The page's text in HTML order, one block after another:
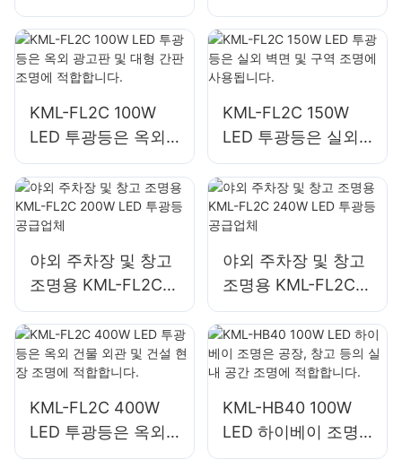
체, 비상 및 재난 구
호 현장 조명
광고판 및 대형 간판
조명에 적합합니다.
KML-FL2C 100W
LED 투광등은 옥외
광고판 및 대형 간판
조명에 적합합니다.
KML-FL2C 150W
LED 투광등은 실외
벽면 및 구역 조명에
사용됩니다.
야외 주차장 및 창고
조명용 KML-FL2C
200W LED 투광등
공급업체
야외 주차장 및 창고
조명용 KML-FL2C
240W LED 투광등
공급업체
KML-FL2C 400W
LED 투광등은 옥외
건물 외관 및 건설 현
KML-HB40 100W
LED 하이베이 조명
은 공장, 창고 등의